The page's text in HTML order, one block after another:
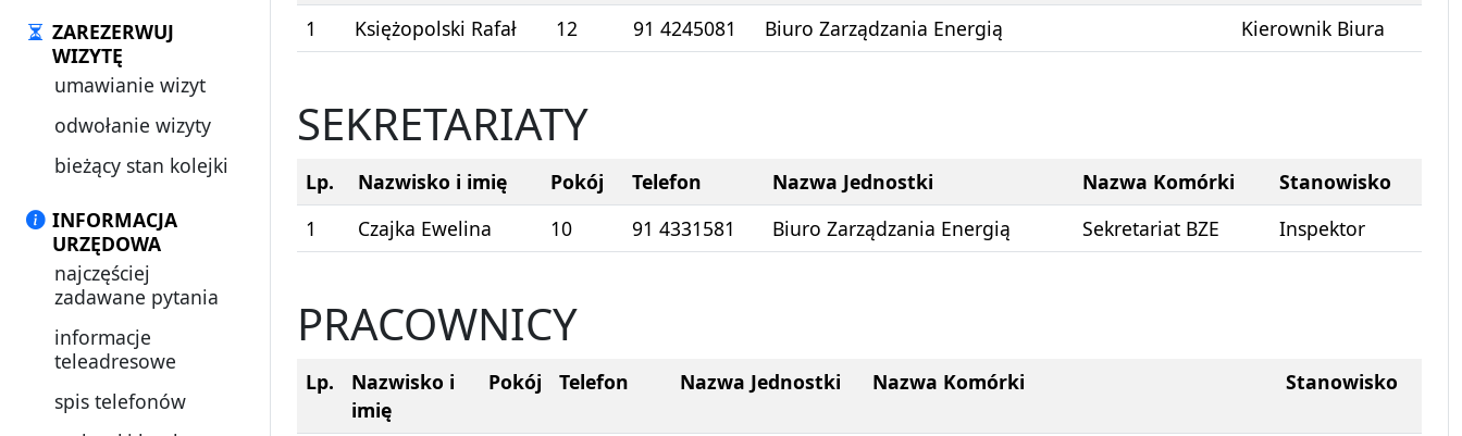
ZAREZERWUJ
WIZYTĘ
umawianie wizyt
odwołanie wizyty
bieżący stan kolejki
INFORMACJA
URZĘDOWA
najczęściej
zadawane pytania
informacje
teleadresowe
spis telefonów
1
Księżopolski Rafał 12 91 4245081 Biuro Zarządzania Energią Kierownik Biura
SEKRETARIATY
Lp. Nazwisko i imię Pokój Telefon Nazwa Jednostki Nazwa Komórki
Stanowisko
1
Czajka Ewelina 10 91 4331581 Biuro Zarządzania Energią Sekretariat BZE Inspektor
PRACOWNICY
Lp.
Nazwisko i
imię
Pokój Telefon Nazwa Jednostki Nazwa Komórki Stanowisko